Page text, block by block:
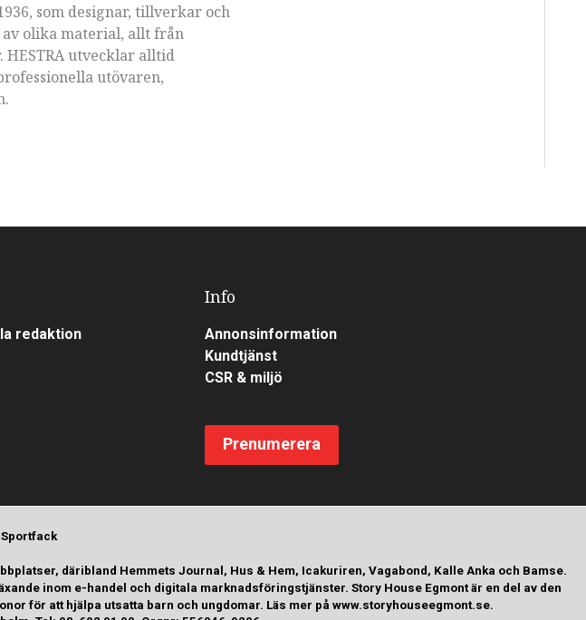
som designar, tillverkar och
olika material, allt från
utvecklar alltid
utövaren,
redaktion
Info
Annonsinformation
Kundtjänst
CSR & miljö
Prenumerera
däribland Hemmets Journal, Hus & Hem, Icakuriren, Vagabond, Kalle Anka och Bamse.
inom e-handel och digitala marknadsföringstjänster. Story House Egmont är en del av den
för att hjälpa utsatta barn och ungdomar. Läs mer på www.storyhouseegmont.se.